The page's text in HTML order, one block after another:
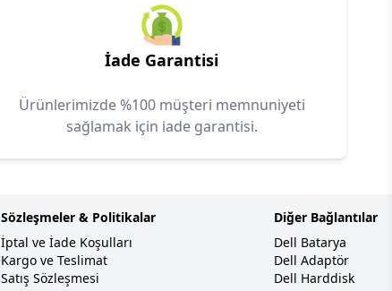
İade Garantisi
Ürünlerimizde %100 müşteri memnuniyeti
sağlamak için iade garantisi.
Sözleşmeler & Politikalar
İptal ve İade Koşulları
Kargo ve Teslimat
Satış Sözleşmesi
Diğer Bağlantılar
Dell Batarya
Dell Adaptör
Dell Harddisk